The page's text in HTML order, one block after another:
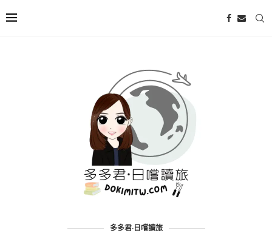
多多君·日嚐讀旅